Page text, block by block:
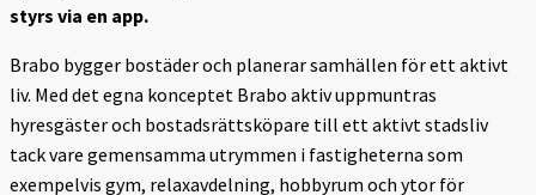
styrs via en app.
Brabo bygger bostäder och planerar samhällen för ett aktivt
liv. Med det egna konceptet Brabo aktiv uppmuntras
hyresgäster och bostadsrättsköpare till ett aktivt stadsliv
tack vare gemensamma utrymmen i fastigheterna som
exempelvis gym, relaxavdelning, hobbyrum och ytor för